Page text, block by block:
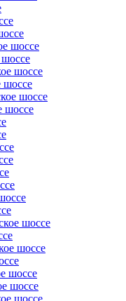
шоссе
шоссе
шоссе
шоссе
шоссе
шоссе
шоссе
шоссе
шоссе